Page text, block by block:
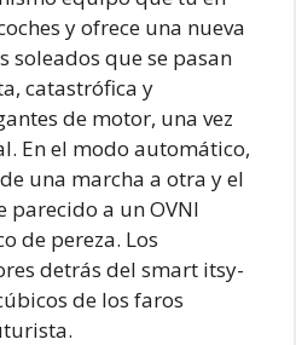
y ofrece una nueva
soleados que se pasan
catastrófica y
de motor, una vez
En el modo automático,
una marcha a otra y el
parecido a un OVNI
de pereza. Los
detrás del smart itsy-
de los faros